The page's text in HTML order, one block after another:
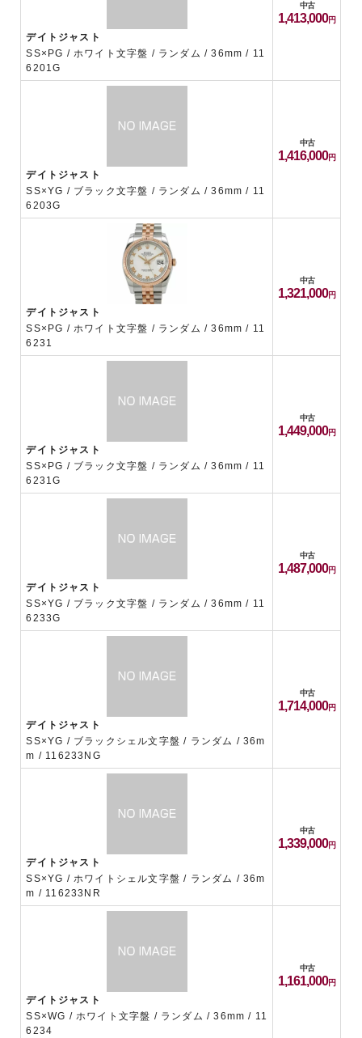
デイトジャスト
SS×PG / ホワイト文字盤 / ランダム / 36mm / 11
6201G
中古
1,413,000
デイトジャスト
SS×YG / ブラック文字盤 / ランダム / 36mm / 11
6203G
中古
1,416,000
デイトジャスト
SS×PG / ホワイト文字盤 / ランダム / 36mm / 11
6231
中古
1,321,000
デイトジャスト
SS×PG / ブラック文字盤 / ランダム / 36mm / 11
6231G
中古
1,449,000
デイトジャスト
SS×YG / ブラック文字盤 / ランダム / 36mm / 11
6233G
中古
1,487,000
デイトジャスト
SS×YG / ブラックシェル文字盤 / ランダム / 36m
m / 116233NG
中古
1,714,000
デイトジャスト
SS×YG / ホワイトシェル文字盤 / ランダム / 36m
m / 116233NR
中古
1,339,000
デイトジャスト
SS×WG / ホワイト文字盤 / ランダム / 36mm / 11
6234
中古
1,161,000